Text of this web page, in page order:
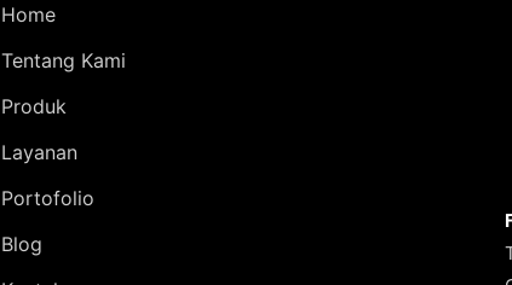
Home
Tentang Kami
Produk
Layanan
Portofolio
Blog